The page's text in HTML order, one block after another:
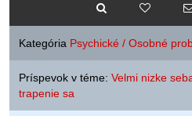
Kategória Psychické / Osobné
Príspevok v téme: Velmi nizke
trapenie sa